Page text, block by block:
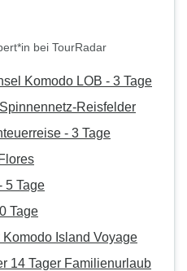
bei TourRadar
Komodo LOB - 3 Tage
Reisfelder
- 3 Tage
5 Tage
Tage
Island Voyage
14 Tager Familienurlaub